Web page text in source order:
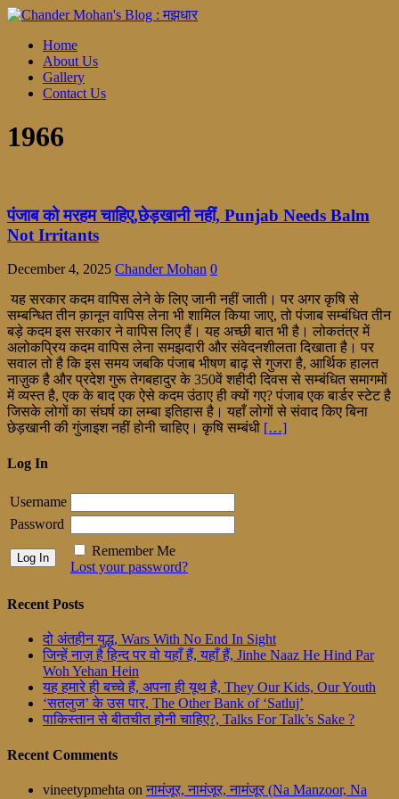
Home
About Us
Gallery
Contact Us
1966
पंजाब को मरहम चाहिए,छेड़खानी नहीं, Punjab Needs Balm
Not Irritants
December 4, 2025 Chander Mohan 0
यह सरकार कदम वापिस लेने के लिए जानी नहीं जाती। पर अगर कृषि से
सम्बन्धित तीन क़ानून वापिस लेना भी शामिल किया जाए, तो पंजाब सम्बंधित तीन
बड़े कदम इस सरकार ने वापिस लिए हैं। यह अच्छी बात भी है। लोकतंत्र में
अलोकप्रिय कदम वापिस लेना समझदारी और संवेदनशीलता दिखाता है। पर
सवाल तो है कि इस समय जबकि पंजाब भीषण बाढ़ से गुजरा है, आर्थिक हालत
नाज़ुक है और प्रदेश गुरू तेगबहादुर के 350वें शहीदी दिवस से सम्बंधित समागमों
में व्यस्त है, एक के बाद एक ऐसे कदम उंठाए ही क्यों गए? पंजाब एक बार्डर स्टेट है
जिसके लोगों का संघर्ष का लम्बा इतिहास है। यहाँ लोगों से संवाद किए बिना
छेड़खानी की गुंजाइश नहीं होनी चाहिए। कृषि सम्बंधी […]
Log In
Username
Password
Remember Me
Lost your password?
Recent Posts
दो अंतहीन युद्ध, Wars With No End In Sight
जिन्हें नाज़ है हिन्द पर वो यहाँ हैं, यहाँ हैं, Jinhe Naaz He Hind Par
Woh Yehan Hein
यह हमारे ही बच्चे हैं, अपना ही यूथ है, They Our Kids, Our Youth
‘सतलुज’ के उस पार, The Other Bank of ‘Satluj’
पाकिस्तान से बीतचीत होनी चाहिए?, Talks For Talk’s Sake ?
Recent Comments
vineetypmehta on नामंजूर, नामंजूर, नामंजूर (Na Manzoor, Na